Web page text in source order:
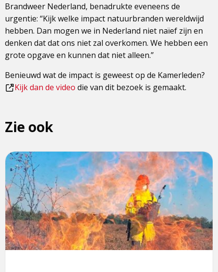
Brandweer Nederland, benadrukte eveneens de
urgentie: “Kijk welke impact natuurbranden wereldwijd
hebben. Dan mogen we in Nederland niet naïef zijn en
denken dat dat ons niet zal overkomen. We hebben een
grote opgave en kunnen dat niet alleen.”
Benieuwd wat de impact is geweest op de Kamerleden?
Dit
externe
pagina
Kijk dan de video die van dit bezoek is gemaakt.
Zie ook
Lees
meer
over
Specialisme
Natuurbrandbeheersing